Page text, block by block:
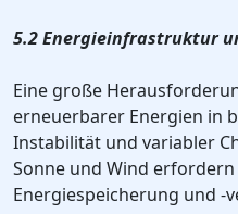
5.2 Energieinfrastruktur
Eine große
erneuerbarer Energien in
Instabilität und variabler
Sonne und Wind
Energiespeicherung und -